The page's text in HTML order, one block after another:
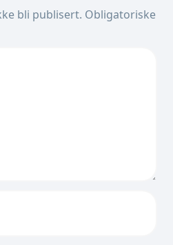
bli publisert. Obligatoriske